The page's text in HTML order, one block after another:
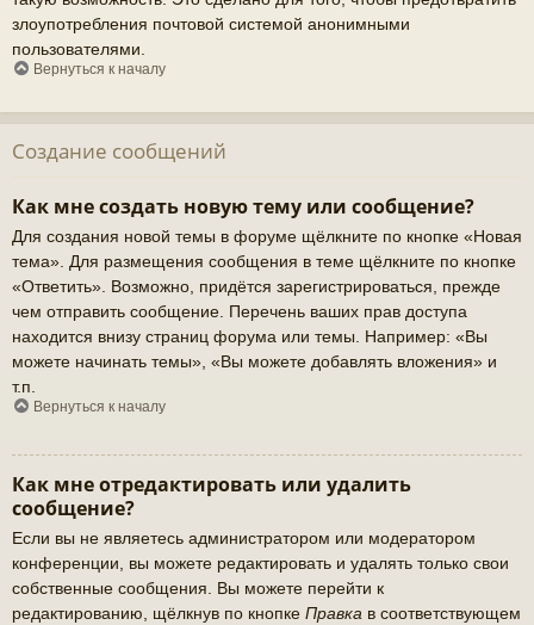
злоупотребления почтовой системой анонимными
пользователями.
Вернуться к началу
Создание сообщений
Как мне создать новую тему или сообщение?
Для создания новой темы в форуме щёлкните по кнопке «Новая
тема». Для размещения сообщения в теме щёлкните по кнопке
«Ответить». Возможно, придётся зарегистрироваться, прежде
чем отправить сообщение. Перечень ваших прав доступа
находится внизу страниц форума или темы. Например: «Вы
можете начинать темы», «Вы можете добавлять вложения» и
т.п.
Вернуться к началу
Как мне отредактировать или удалить
сообщение?
Если вы не являетесь администратором или модератором
конференции, вы можете редактировать и удалять только свои
собственные сообщения. Вы можете перейти к
редактированию, щёлкнув по кнопке Правка в соответствующем